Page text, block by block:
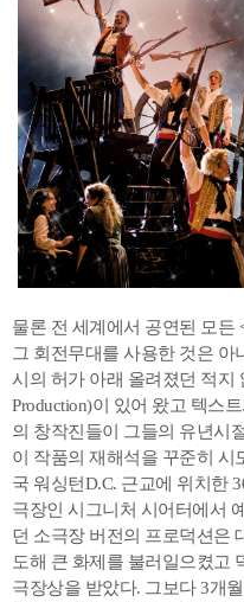
물론 전 세계에서 공연된 모든
그 회전무대를 사용한 것은 아
시의 허가 아래 올려졌던 적지
Production)이 있어 왔고 텍스
의 창작진들이 그들의 유년시
이 작품의 재해석을 꾸준히 시
국 워싱턴D.C. 근교에 위치한
극장인 시그니처 시어터에서
던 소극장 버전의 프로덕션은
도해 큰 화제를 불러일으켰고
극장상을 받았다. 그보다 3개